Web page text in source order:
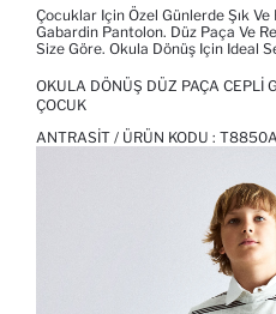
Çocuklar Için Özel Günlerde Şık
Gabardin Pantolon. Düz Paça Ve
Size Göre. Okula Dönüş Için Ideal
OKULA DÖNÜŞ DÜZ PAÇA CEPLI
ÇOCUK
ANTRASIT / ÜRÜN KODU :